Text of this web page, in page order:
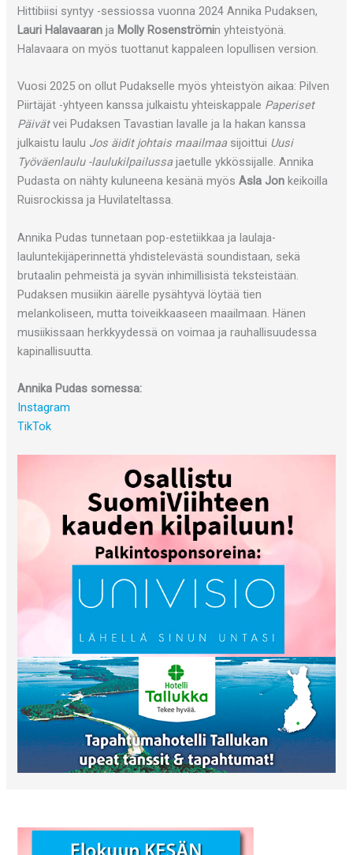
Hittibiisi syntyy -sessiossa vuonna 2024 Annika Pudaksen,
Lauri Halavaaran ja Molly Rosenströmin yhteistyönä.
Halavaara on myös tuottanut kappaleen lopullisen version.
Vuosi 2025 on ollut Pudakselle myös yhteistyön aikaa: Pilven
Piirtäjät -yhtyeen kanssa julkaistu yhteiskappale Paperiset
Päivätvei Pudaksen Tavastian lavalle ja la hakan kanssa
julkaistu laulu Jos äidit johtais maailmaa sijoittui Uusi
Työväenlaulu -laulukilpailussajaetulle ykkössijalle. Annika
Pudasta on nähty kuluneena kesänä myösAsla Jon keikoilla
Ruisrockissa ja Huvilateltassa.
Annika Pudas tunnetaan pop-estetiikkaa ja laulaja-
lauluntekijäperinnettä yhdistelevästä soundistaan, sekä
brutaalin pehmeistä ja syvän inhimillisistä teksteistään.
Pudaksen musiikin äärelle pysähtyvä löytää tien
melankoliseen, mutta toiveikkaaseen maailmaan. Hänen
musiikissaan herkkyydessä on voimaa ja rauhallisuudessa
kapinallisuutta.
Annika Pudas somessa:
Instagram
TikTok